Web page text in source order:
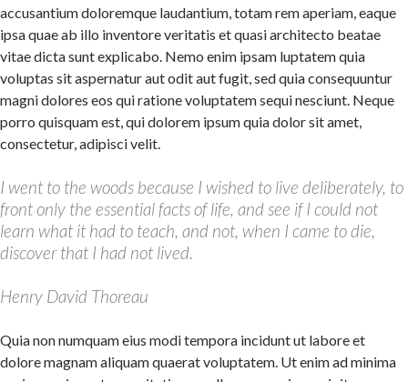
accusantium doloremque laudantium, totam rem aperiam, eaque
ipsa quae ab illo inventore veritatis et quasi architecto beatae
vitae dicta sunt explicabo. Nemo enim ipsam luptatem quia
voluptas sit aspernatur aut odit aut fugit, sed quia consequuntur
magni dolores eos qui ratione voluptatem sequi nesciunt. Neque
porro quisquam est, qui dolorem ipsum quia dolor sit amet,
consectetur, adipisci velit.
I went to the woods because I wished to live deliberately, to
front only the essential facts of life, and see if I could not
learn what it had to teach, and not, when I came to die,
discover that I had not lived.
Henry David Thoreau
Quia non numquam eius modi tempora incidunt ut labore et
dolore magnam aliquam quaerat voluptatem. Ut enim ad minima